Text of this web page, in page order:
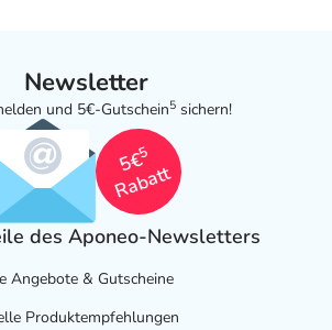
Newsletter
und 5€-Gutschein5 sichern!
5€
5
Rabatt
des Aponeo-Newsletters
Angebote & Gutscheine
Produktempfehlungen